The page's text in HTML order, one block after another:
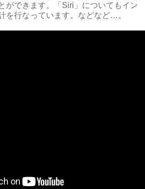
ができます。「Siri」についてもイン
を行なっています。などなど…。